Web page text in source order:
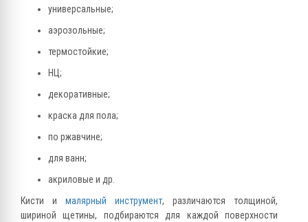
универсальные;
аэрозольные;
термостойкие;
НЦ;
декоративные;
краска для пола;
по ржавчине;
для ванн;
акриловые и др.
Кисти и малярный инструмент, различаются толщиной,
шириной щетины, подбираются для каждой поверхности